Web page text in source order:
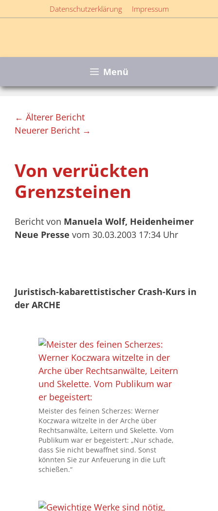
Inhalt
Datenschutzerklärung Impressum
Menü
← Älterer Bericht
Neuerer Bericht →
Von verrückten
Grenzsteinen
Bericht von Manuela Wolf, Heidenheimer
Neue Presse vom 30.03.2003 17:34 Uhr
Juristisch-kabarettistischer Crash-Kurs in
der ARCHE
Meister des feinen Scherzes: Werner
Koczwara witzelte in der Arche über
Rechtsanwälte, Leitern und Skelette. Vom
Publikum war er begeistert: „Nur schade,
dass Sie nicht bewaffnet sind. Sonst
könnten Sie zur Anfeuerung in die Luft
schießen.“